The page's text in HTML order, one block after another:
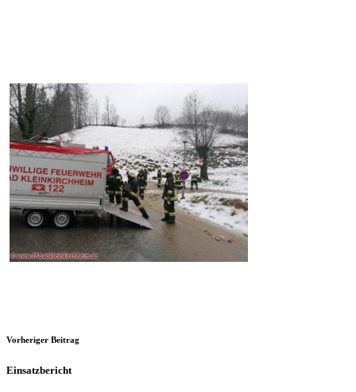
Vorheriger Beitrag
Einsatzbericht